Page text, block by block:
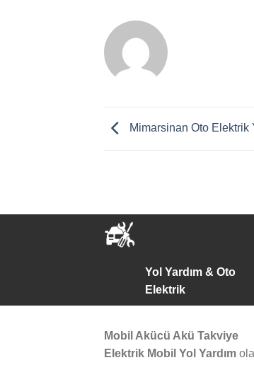
Mimarsinan Oto Elektrik
Yol Yardım & Oto
Elektrik
Mobil Akücü Akü Takviye
Elektrik Mobil Yol Yardım